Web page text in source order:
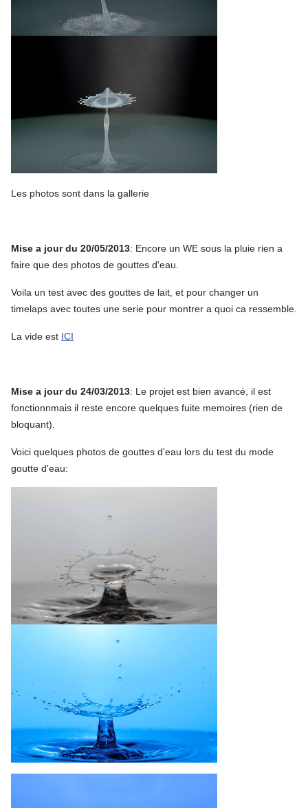
Les photos sont dans la gallerie
Mise a jour du 20/05/2013: Encore un WE sous la pluie rien a
faire que des photos de gouttes d'eau.
Voila un test avec des gouttes de lait, et pour changer un
timelaps avec toutes une serie pour montrer a quoi ca ressemble.
La vide est ICI
Mise a jour du 24/03/2013: Le projet est bien avancé, il est
fonctionnmais il reste encore quelques fuite memoires (rien de
bloquant).
Voici quelques photos de gouttes d'eau lors du test du mode
goutte d'eau: